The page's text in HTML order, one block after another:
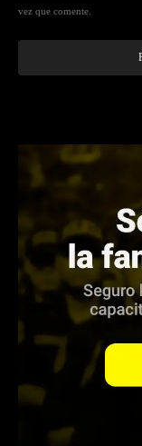
vez que comente.